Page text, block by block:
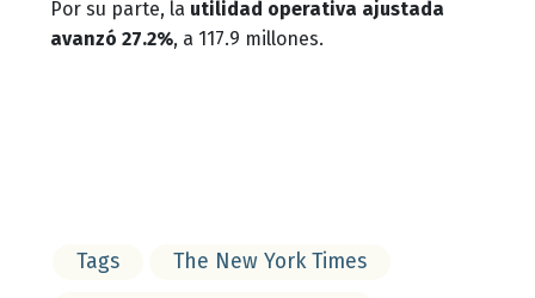
Por su parte, la utilidad operativa ajustada
avanzó 27.2%, a 117.9 millones.
Tags
The New York Times